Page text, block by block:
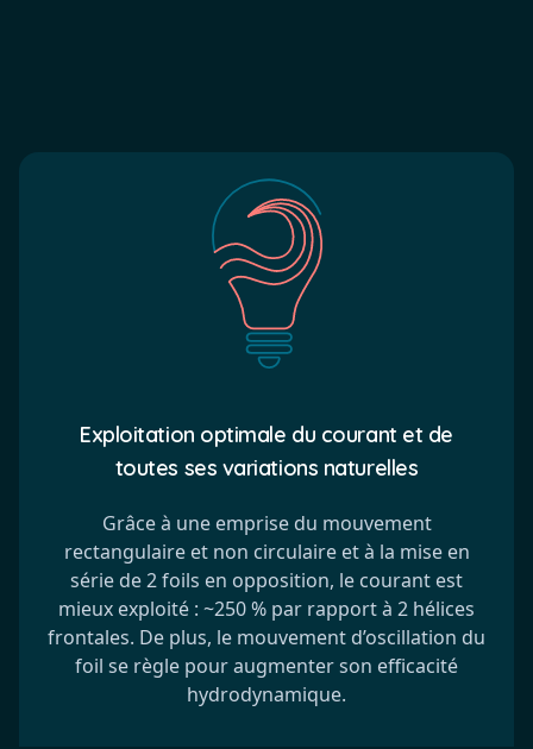
Exploitation optimale du courant et de
toutes ses variations naturelles
Grâce à une emprise du mouvement
rectangulaire et non circulaire et à la mise en
série de 2 foils en opposition, le courant est
mieux exploité : ~250 % par rapport à 2 hélices
frontales. De plus, le mouvement d’oscillation du
foil se règle pour augmenter son efficacité
hydrodynamique.